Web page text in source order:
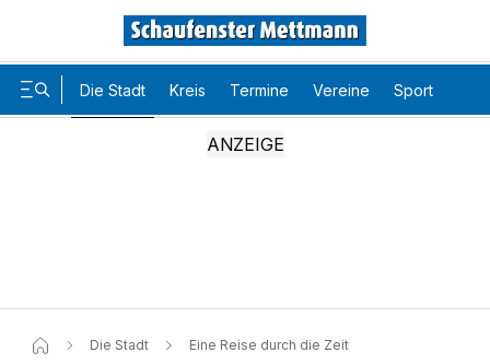
Die Stadt Kreis Termine Vereine Sport
Die Stadt Eine Reise durch die Zeit